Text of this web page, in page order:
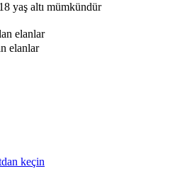
18 yaş altı mümkündür
elanlar
elanlar
keçin